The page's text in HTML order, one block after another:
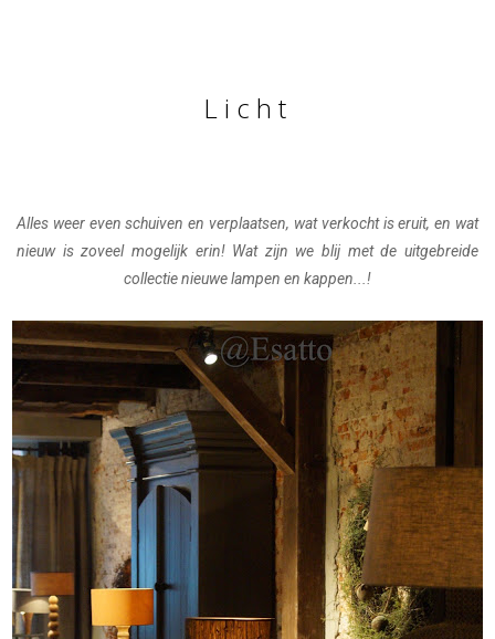
Licht
Alles weer even schuiven en verplaatsen, wat verkocht is eruit, en wat
nieuw is zoveel mogelijk erin! Wat zijn we blij met de uitgebreide
collectie nieuwe lampen en kappen...!